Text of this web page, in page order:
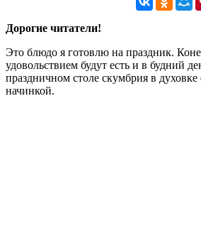
Дорогие читатели!
Это блюдо я готовлю на праздник.
удовольствием будут есть и в будний
праздничном столе скумбрия в
начинкой.